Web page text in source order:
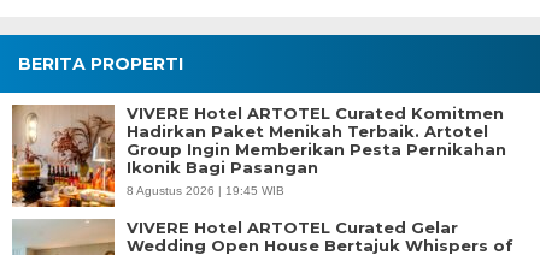
BERITA PROPERTI
VIVERE Hotel ARTOTEL Curated Komitmen
Hadirkan Paket Menikah Terbaik. Artotel
Group Ingin Memberikan Pesta Pernikahan
Ikonik Bagi Pasangan
8 Agustus 2026 | 19:45 WIB
VIVERE Hotel ARTOTEL Curated Gelar
Wedding Open House Bertajuk Whispers of